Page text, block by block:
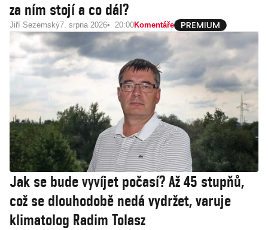
za ním stojí a co dál?
Jiří Sezemský7. srpna 2026 20:00Komentáře
Jak se bude vyvíjet počasí? Až 45 stupňů,
což se dlouhodobě nedá vydržet, varuje
klimatolog Radim Tolasz